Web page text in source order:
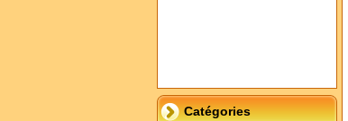
Catégories